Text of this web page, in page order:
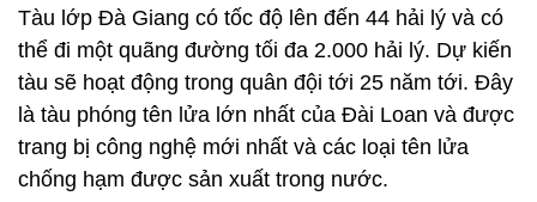
Tàu lớp Đà Giang có tốc độ lên đến 44 hải lý và có
thể đi một quãng đường tối đa 2.000 hải lý. Dự kiến
tàu sẽ hoạt động trong quân đội tới 25 năm tới. Đây
là tàu phóng tên lửa lớn nhất của Đài Loan và được
trang bị công nghệ mới nhất và các loại tên lửa
chống hạm được sản xuất trong nước.